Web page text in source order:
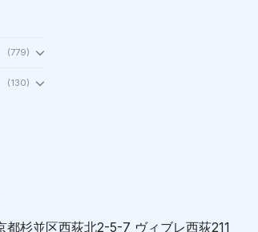
(779)
(130)
杉並区西荻北2-5-7 ヴィブレ西荻211